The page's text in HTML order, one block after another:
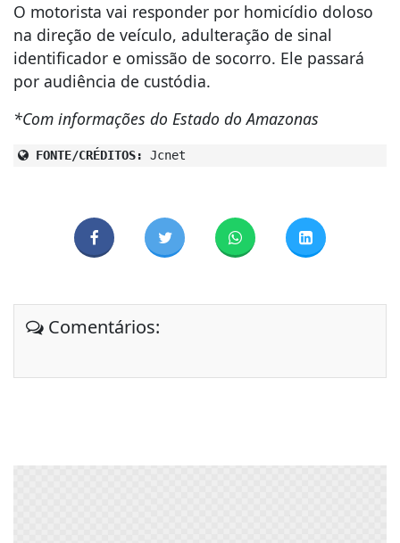
O motorista vai responder por homicídio doloso
na direção de veículo, adulteração de sinal
identificador e omissão de socorro. Ele passará
por audiência de custódia.
*Com informações do Estado do Amazonas
FONTE/CRÉDITOS: Jcnet
Comentários: